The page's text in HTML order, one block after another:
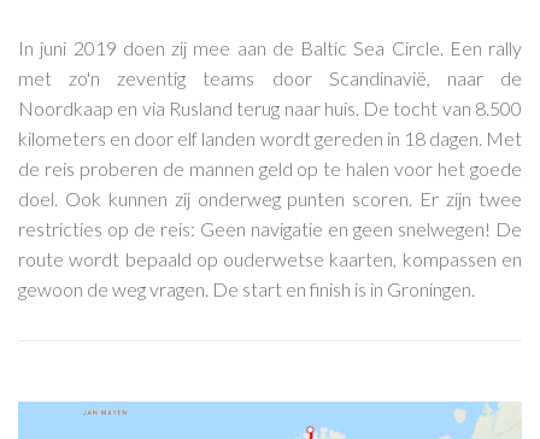
In juni 2019 doen zij mee aan de Baltic Sea Circle. Een rally
met zo'n zeventig teams door Scandinavië, naar de
Noordkaap en via Rusland terug naar huis. De tocht van 8.500
kilometers en door elf landen wordt gereden in 18 dagen. Met
de reis proberen de mannen geld op te halen voor het goede
doel. Ook kunnen zij onderweg punten scoren. Er zijn twee
restricties op de reis: Geen navigatie en geen snelwegen! De
route wordt bepaald op ouderwetse kaarten, kompassen en
gewoon de weg vragen. De start en finish is in Groningen.